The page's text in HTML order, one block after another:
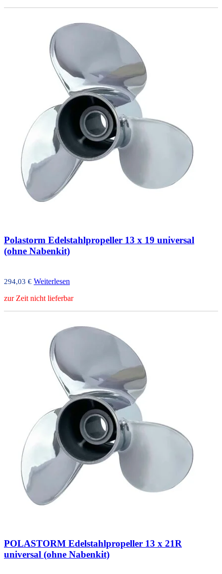
Polastorm Edelstahlpropeller 13 x 19 universal
(ohne Nabenkit)
294,03 € Weiterlesen
zur Zeit nicht lieferbar
POLASTORM Edelstahlpropeller 13 x 21R
universal (ohne Nabenkit)